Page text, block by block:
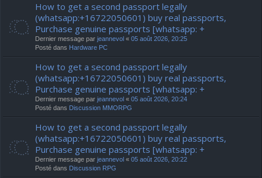
How to get a second passport legally
(whatsapp:+16722050601) buy real passports,
Purchase genuine passports [whatsapp: +
Dernier message par jeannevol « 05 août 2026, 20:25
Posté dans Hardware PC
How to get a second passport legally
(whatsapp:+16722050601) buy real passports,
Purchase genuine passports [whatsapp: +
Dernier message par jeannevol « 05 août 2026, 20:24
Posté dans Discussion MMORPG
How to get a second passport legally
(whatsapp:+16722050601) buy real passports,
Purchase genuine passports [whatsapp: +
Dernier message par jeannevol « 05 août 2026, 20:22
Posté dans Discussion RPG